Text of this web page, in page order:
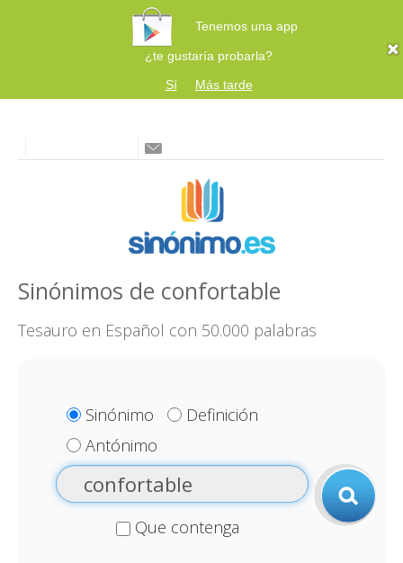
Tenemos una app
¿te gustaría probarla?
Sí
Más tarde
Sinónimos de confortable
Tesauro en Español con 50.000 palabras
Sinónimo
Definición
Antónimo
Que contenga